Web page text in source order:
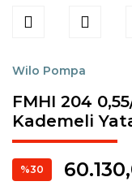
Wilo Pompa
FMHI 204
Kademeli
%30